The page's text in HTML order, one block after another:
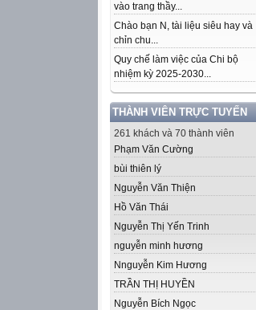
vào trang thầy...
Chào bạn N, tài liệu siêu hay và
chỉn chu...
Quy chế làm việc của Chi bộ
nhiệm kỳ 2025-2030...
THÀNH VIÊN TRỰC TUYẾN
261 khách và 70 thành viên
Phạm Văn Cường
bùi thiên lý
Nguyễn Văn Thiện
Hồ Văn Thái
Nguyễn Thị Yến Trinh
nguyễn minh hương
Nnguyễn Kim Hương
TRẦN THỊ HUYỀN
Nguyễn Bích Ngọc